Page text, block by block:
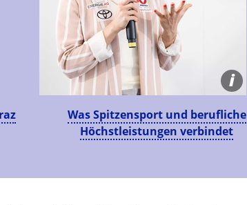
i
Was Spitzensport und berufliche
Höchstleistungen verbindet